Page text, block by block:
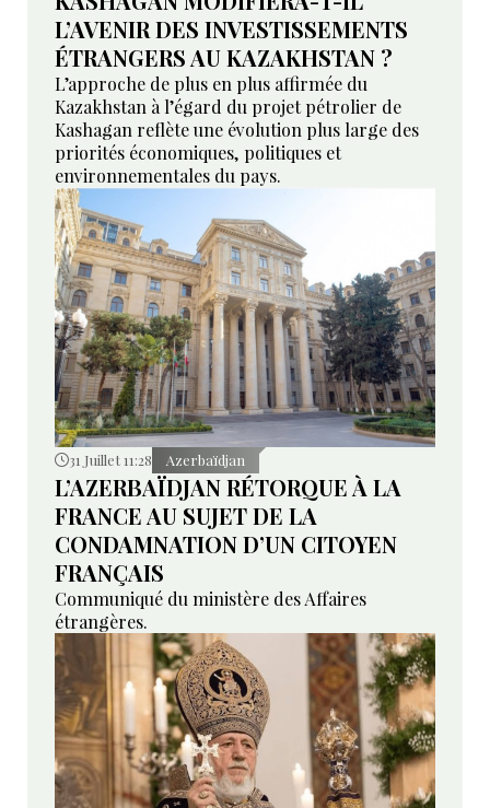
L’AVENIR DES INVESTISSEMENTS
ÉTRANGERS AU KAZAKHSTAN ?
L’approche de plus en plus affirmée du
Kazakhstan à l’égard du projet pétrolier de
Kashagan reflète une évolution plus large des
priorités économiques, politiques et
environnementales du pays.
31 Juillet 11:28 Azerbaïdjan
L’AZERBAÏDJAN RÉTORQUE À LA
FRANCE AU SUJET DE LA
CONDAMNATION D’UN CITOYEN
FRANÇAIS
Communiqué du ministère des Affaires
étrangères.